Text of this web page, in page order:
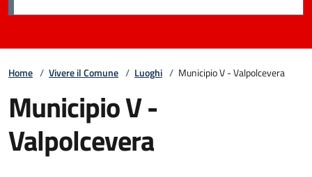
Home / Vivere il Comune / Luoghi / Municipio V - Valpolcevera
Municipio V -
Valpolcevera